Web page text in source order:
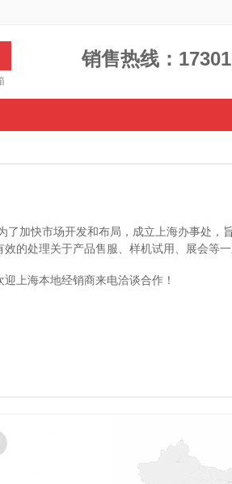
销售热线：
加快市场开发和布局， 成立上海办事处，
的处理关于产品售服、样机试用、展会等一
迎上海本地经销商来电洽谈合作！